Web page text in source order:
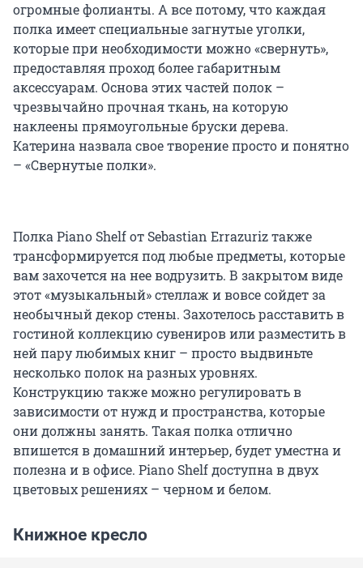
огромные фолианты. А все потому, что каждая
полка имеет специальные загнутые уголки,
которые при необходимости можно «свернуть»,
предоставляя проход более габаритным
аксессуарам. Основа этих частей полок –
чрезвычайно прочная ткань, на которую
наклеены прямоугольные бруски дерева.
Катерина назвала свое творение просто и понятно
– «Свернутые полки».
Полка Piano Shelf от Sebastian Errazuriz также
трансформируется под любые предметы, которые
вам захочется на нее водрузить. В закрытом виде
этот «музыкальный» стеллаж и вовсе сойдет за
необычный декор стены. Захотелось расставить в
гостиной коллекцию сувениров или разместить в
ней пару любимых книг – просто выдвиньте
несколько полок на разных уровнях.
Конструкцию также можно регулировать в
зависимости от нужд и пространства, которые
они должны занять. Такая полка отлично
впишется в домашний интерьер, будет уместна и
полезна и в офисе. Piano Shelf доступна в двух
цветовых решениях – черном и белом.
Книжное кресло